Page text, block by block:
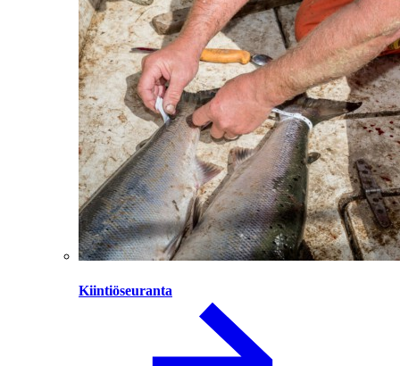
Kiintiöseuranta